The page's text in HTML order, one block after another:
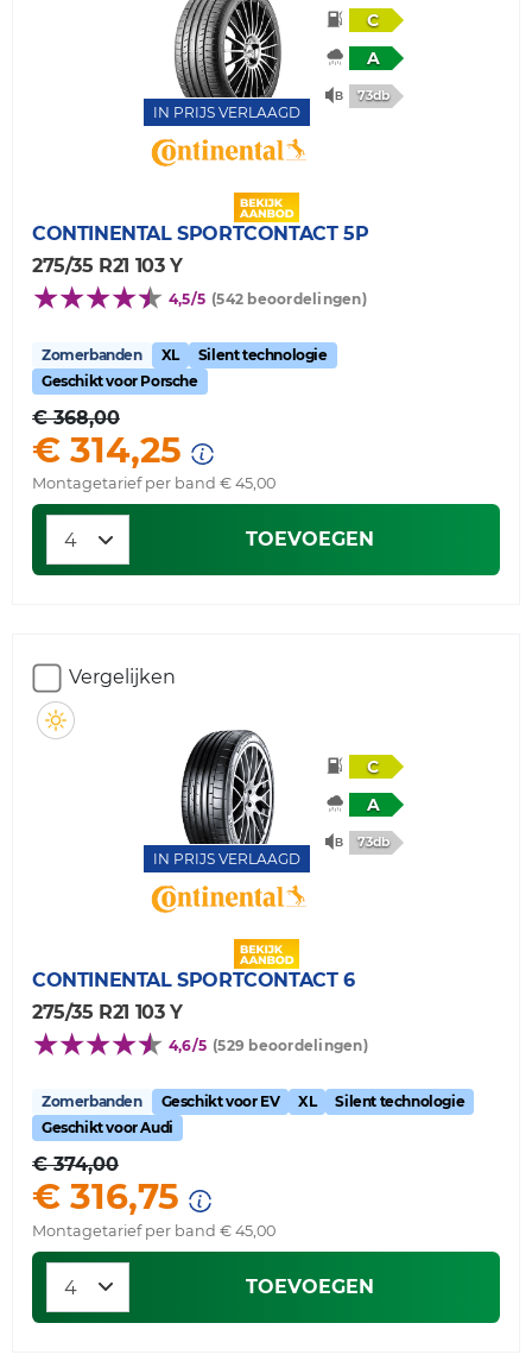
IN PRIJS VERLAAGD
C
A
73db
CONTINENTAL SPORTCONTACT 5P
275/35 R21 103 Y
4,5/5 (542 beoordelingen)
Zomerbanden XL
Silent technologie
Geschikt voor Porsche
€ 368,00
€ 314,25
Montagetarief per band € 45,00
TOEVOEGEN
Vergelijken
IN PRIJS VERLAAGD
C
A
73db
CONTINENTAL SPORTCONTACT 6
275/35 R21 103 Y
4,6/5 (529 beoordelingen)
Zomerbanden Geschikt voor EV XL
Silent technologie
Geschikt voor Audi
€ 374,00
€ 316,75
Montagetarief per band € 45,00
TOEVOEGEN